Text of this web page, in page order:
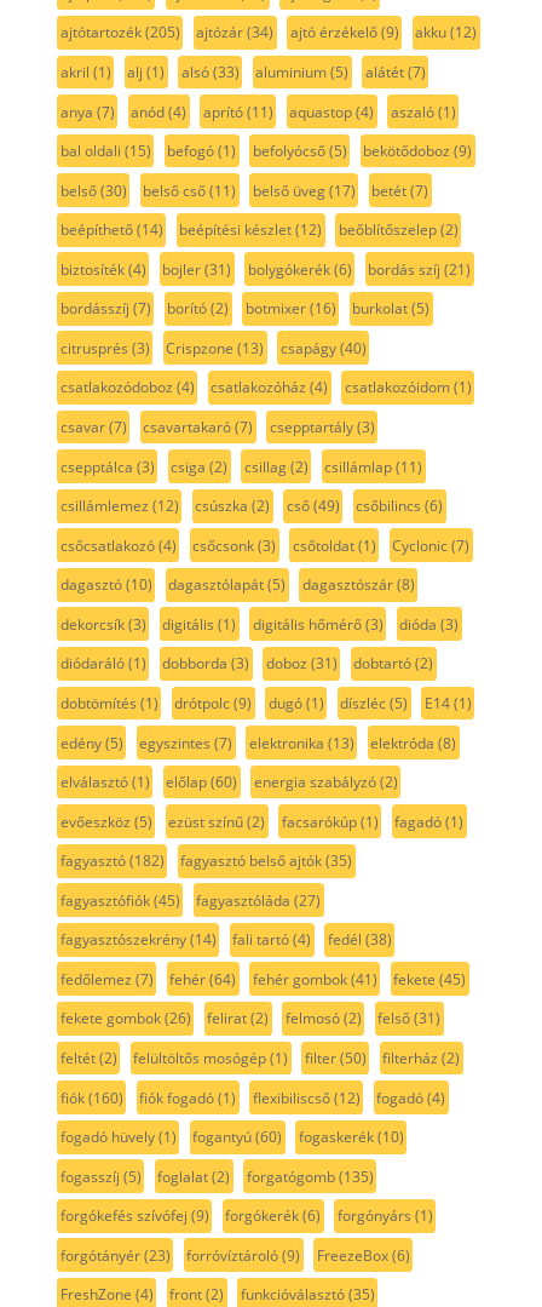
ajtótartozék(205) ajtózár(34) ajtó érzékelő(9) akku(12)
akril (1) alj (1) alsó(33) aluminium(5) alátét(7)
anya (7) anód(4) aprító(11) aquastop(4) aszaló(1)
bal oldali (15) befogó(1) befolyócső(5) bekötődoboz (9)
belső(30) belső cső(11) belső üveg(17) betét(7)
beépíthető(14) beépítési készlet(12) beőblítőszelep(2)
biztosíték(4) bojler(31) bolygókerék(6) bordás szíj (21)
bordásszíj (7) borító(2) botmixer(16) burkolat(5)
citrusprés (3) Crispzone (13) csapágy(40)
csatlakozódoboz (4) csatlakozóház (4) csatlakozóidom(1)
csavar(7) csavartakaró(7) csepptartály(3)
csepptálca (3) csiga (2) csillag(2) csillámlap(11)
csillámlemez (12) csúszka (2) cső(49) csőbilincs (6)
csőcsatlakozó(4) csőcsonk(3) csőtoldat(1) Cyclonic(7)
dagasztó(10) dagasztólapát(5) dagasztószár(8)
dekorcsík(3) digitális (1) digitális hőmérő(3) dióda (3)
diódaráló(1) dobborda (3) doboz (31) dobtartó(2)
dobtömítés (1) drótpolc(9) dugó(1) díszléc(5) E14(1)
edény(5) egyszintes (7) elektronika (13) elektróda (8)
elválasztó(1) előlap(60) energia szabályzó(2)
evőeszköz (5) ezüst színű(2) facsarókúp(1) fagadó(1)
fagyasztó(182) fagyasztó belső ajtók(35)
fagyasztófiók(45) fagyasztóláda (27)
fagyasztószekrény(14) fali tartó(4) fedél (38)
fedőlemez (7) fehér(64) fehér gombok(41) fekete (45)
fekete gombok(26) felirat(2) felmosó(2) felső(31)
feltét(2) felültöltős mosógép(1) filter(50) filterház (2)
fiók(160) fiók fogadó(1) flexibiliscső(12) fogadó(4)
fogadó hüvely(1) fogantyú(60) fogaskerék(10)
fogasszíj (5) foglalat(2) forgatógomb(135)
forgókefés szívófej (9) forgókerék(6) forgónyárs (1)
forgótányér(23) forróvíztároló(9) FreezeBox(6)
FreshZone (4) front(2) funkcióválasztó(35)